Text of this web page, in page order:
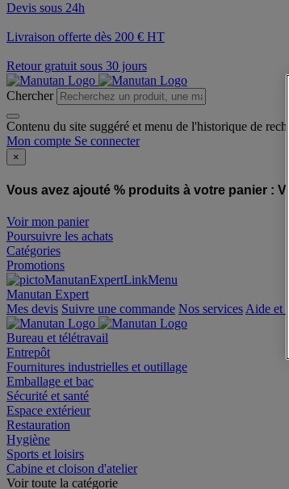
Devis sous 24h
Livraison offerte dès 200 € HT
Retour gratuit sous 30 jours
Chercher
Contenu du site suggéré et menu de l'historique de
Mon compte Se connecter
×
Vous avez ajouté % produits à votre panier :
Voir mon panier
Poursuivre les achats
Catégories
Promotions
Manutan Expert
offre reconditionnée
Mes devis Suivre une commande Nos services Aide et
Bureau et télétravail
Entrepôt
Fournitures industrielles et outillage
Emballage et bac
Sécurité et santé
Espace extérieur
Restauration
Hygiène
Sports et loisirs
Cabine et cloison d'atelier